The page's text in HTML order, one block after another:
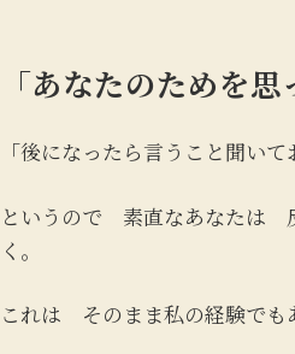
「あなたのためを
「後になったら言うこと聞い
というので 素直なあなたは
く。
これは そのまま私の経験でも